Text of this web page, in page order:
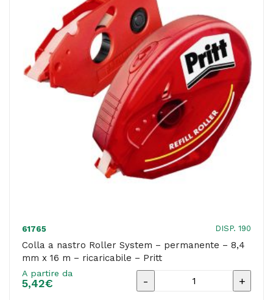
8,4
mm
x
10
m
-
Lebez
quantità
61765 DISP. 190
Colla a nastro Roller System – permanente – 8,4
mm x 16 m – ricaricabile – Pritt
A partire da
5,42€
Colla